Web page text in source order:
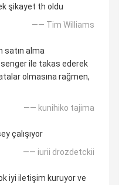
şikayet th oldu
—— Tim Williams
satın alma
ile takas ederek
olmasına rağmen,
—— kunihiko tajima
çalışıyor
—— iurii drozdetckii
iyi iletişim kuruyor ve